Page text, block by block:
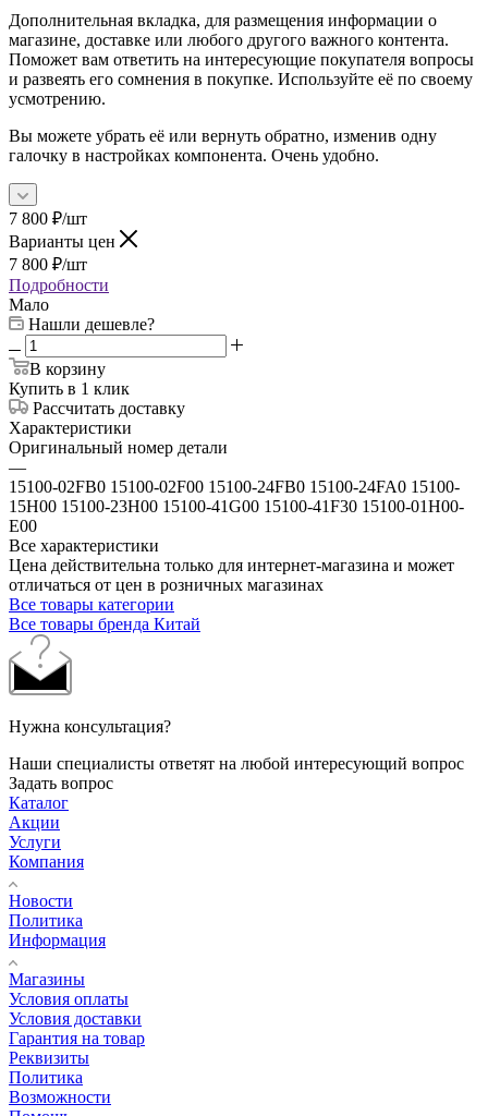
Дополнительная вкладка, для размещения информации о
магазине, доставке или любого другого важного контента.
Поможет вам ответить на интересующие покупателя вопросы
и развеять его сомнения в покупке. Используйте её по своему
усмотрению.
Вы можете убрать её или вернуть обратно, изменив одну
галочку в настройках компонента. Очень удобно.
7 800 ₽/шт
Варианты цен
7 800 ₽/шт
Подробности
Мало
Нашли дешевле?
В корзину
Купить в 1 клик
Рассчитать доставку
Характеристики
Оригинальный номер детали
—
15100-02FB0 15100-02F00 15100-24FB0 15100-24FA0 15100-
15H00 15100-23H00 15100-41G00 15100-41F30 15100-01H00-
E00
Все характеристики
Цена действительна только для интернет-магазина и может
отличаться от цен в розничных магазинах
Все товары категории
Все товары бренда Китай
Нужна консультация?
Наши специалисты ответят на любой интересующий вопрос
Задать вопрос
Каталог
Акции
Услуги
Компания
Новости
Политика
Информация
Магазины
Условия оплаты
Условия доставки
Гарантия на товар
Реквизиты
Политика
Возможности